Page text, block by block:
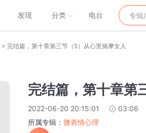
发现 分类 电台
> 完结篇，第十章第三节（5）从心里揣摩女人
完结篇，第十章第
2022-06-20 20:15:01 03:06
所属专辑： 微表情心理